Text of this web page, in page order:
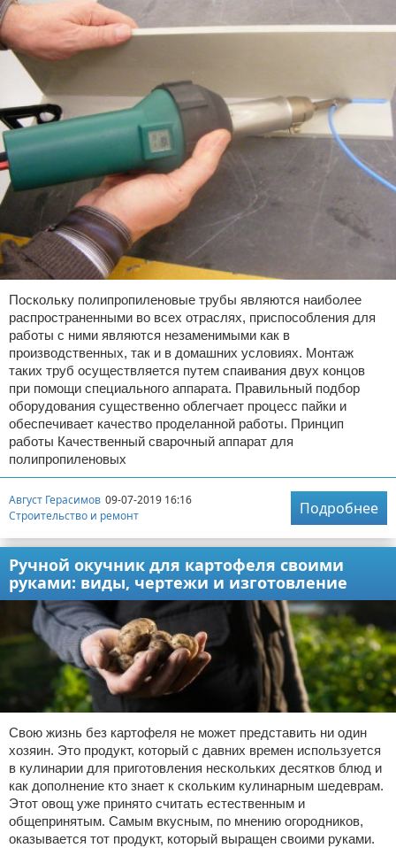
Поскольку полипропиленовые трубы являются наиболее
распространенными во всех отраслях, приспособления для
работы с ними являются незаменимыми как в
производственных, так и в домашних условиях. Монтаж
таких труб осуществляется путем спаивания двух концов
при помощи специального аппарата. Правильный подбор
оборудования существенно облегчает процесс пайки и
обеспечивает качество проделанной работы. Принцип
работы Качественный сварочный аппарат для
полипропиленовых
Август Герасимов 09-07-2019 16:16
Строительство и ремонт
Подробнее
Ручной окучник для картофеля своими
руками: виды, чертежи и изготовление
Свою жизнь без картофеля не может представить ни один
хозяин. Это продукт, который с давних времен используется
в кулинарии для приготовления нескольких десятков блюд и
как дополнение кто знает к скольким кулинарным шедеврам.
Этот овощ уже принято считать естественным и
общепринятым. Самым вкусным, по мнению огородников,
оказывается тот продукт, который выращен своими руками.